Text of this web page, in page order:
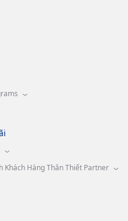
Khách Hàng Thân Thiết Partner